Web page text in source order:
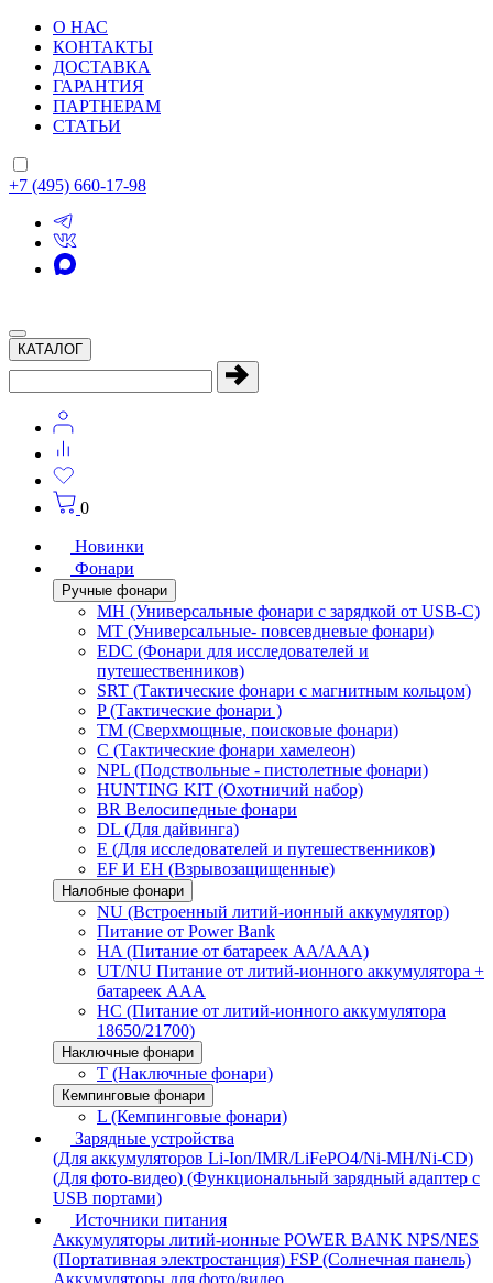
О НАС
КОНТАКТЫ
ДОСТАВКА
ГАРАНТИЯ
ПАРТНЕРАМ
СТАТЬИ
+7 (495) 660-17-98
КАТАЛОГ
0
Новинки
Фонари
Ручные фонари
MH (Универсальные фонари с зарядкой от USB-C)
MT (Универсальные- повсевдневые фонари)
EDC (Фонари для исследователей и
путешественников)
SRT (Тактические фонари с магнитным кольцом)
P (Тактические фонари )
TM (Сверхмощные, поисковые фонари)
C (Тактические фонари хамелеон)
NPL (Подствольные - пистолетные фонари)
HUNTING KIT (Охотничий набор)
BR Велосипедные фонари
DL (Для дайвинга)
E (Для исследователей и путешественников)
EF И EH (Взрывозащищенные)
Налобные фонари
NU (Встроенный литий-ионный аккумулятор)
Питание от Power Bank
HA (Питание от батареек AA/AAA)
UT/NU Питание от литий-ионного аккумулятора +
батареек AAA
HC (Питание от литий-ионного аккумулятора
18650/21700)
Наключные фонари
T (Наключные фонари)
Кемпинговые фонари
L (Кемпинговые фонари)
Зарядные устройства
(Для аккумуляторов Li-Ion/IMR/LiFePO4/Ni-MH/Ni-CD)
(Для фото-видео) (Функциональный зарядный адаптер с
USB портами)
Источники питания
Аккумуляторы литий-ионные POWER BANK NPS/NES
(Портативная электростанция) FSP (Солнечная панель)
Аккумуляторы для фото/видео